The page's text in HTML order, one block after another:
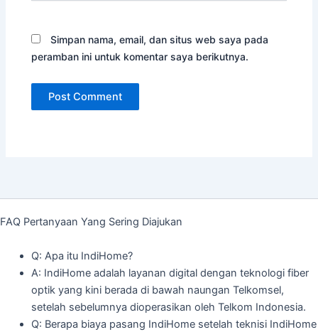
Simpan nama, email, dan situs web saya pada
peramban ini untuk komentar saya berikutnya.
FAQ Pertanyaan Yang Sering Diajukan
Q: Apa itu IndiHome?
A: IndiHome adalah layanan digital dengan teknologi fiber
optik yang kini berada di bawah naungan Telkomsel,
setelah sebelumnya dioperasikan oleh Telkom Indonesia.
Q: Berapa biaya pasang IndiHome setelah teknisi IndiHome